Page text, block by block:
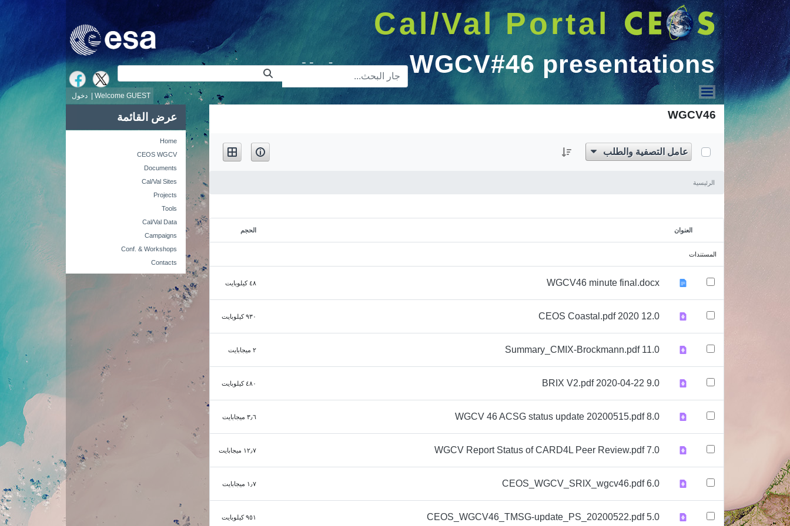
Cal/Val Portal
WGCV#46 presentations شريط البحث
دخول Welcome GUEST |
WGCV#46 presentations
WGCV46
عامل التصفية والطلب
الرئيسية
العنوان الحجم
المستندات
WGCV46 minute final.docx ٤٨ كيلوبايت
12.0 2020 CEOS Coastal.pdf ٩٣٠ كيلوبايت
11.0 Summary_CMIX-Brockmann.pdf ٢ ميجابايت
9.0 2020-04-22 BRIX V2.pdf ٤٨٠ كيلوبايت
8.0 WGCV 46 ACSG status update 20200515.pdf ٣٫٦ ميجابايت
7.0 WGCV Report Status of CARD4L Peer Review.pdf ١٢٫٧ ميجابايت
6.0 CEOS_WGCV_SRIX_wgcv46.pdf ١٫٧ ميجابايت
5.0 CEOS_WGCV46_TMSG-update_PS_20200522.pdf ٩٥١ كيلوبايت
عرض القائمة
Home
CEOS WGCV
Documents
Cal/Val Sites
Projects
Tools
Cal/Val Data
Campaigns
Conf. & Workshops
Contacts